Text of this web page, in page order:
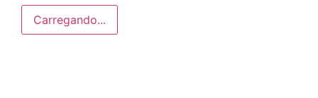
Carregando...